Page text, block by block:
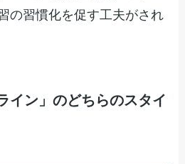
の習慣化を促す工夫がされ
イン」のどちらのスタイ